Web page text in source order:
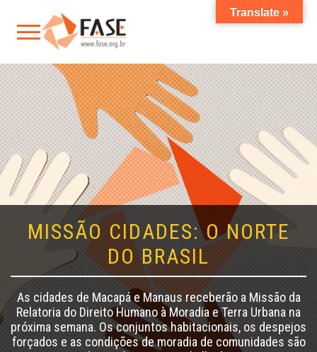
MISSÃO CIDADES: O NORTE
DO BRASIL
As cidades de Macapá e Manaus receberão a Missão da
Relatoria do Direito Humano à Moradia e Terra Urbana na
próxima semana. Os conjuntos habitacionais, os despejos
forçados e as condições de moradia de comunidades são
Translate »